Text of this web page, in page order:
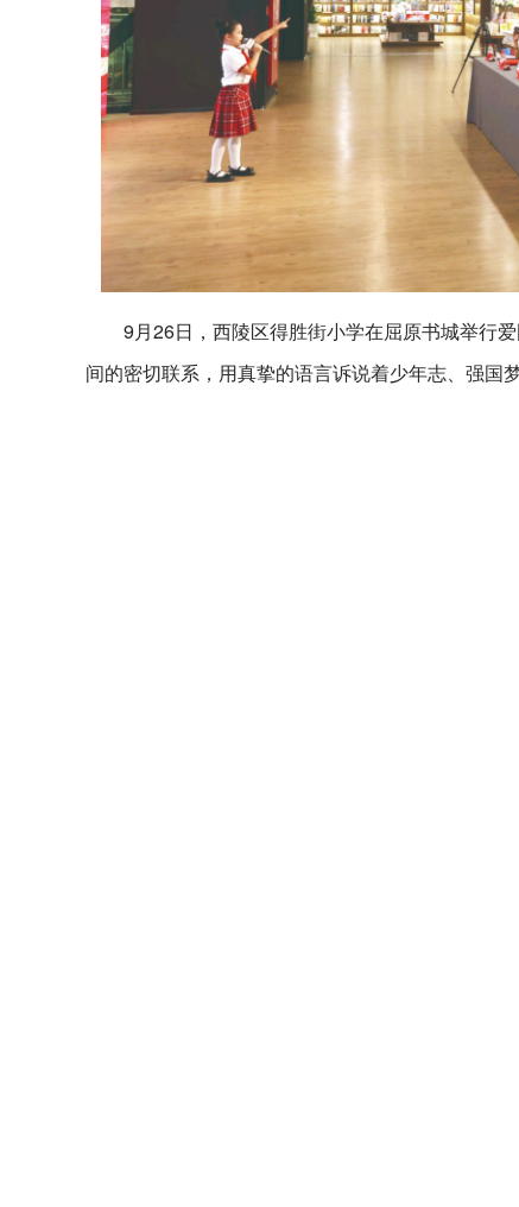
9月26日，西陵区得胜街小学在屈原书城举行
间的密切联系，用真挚的语言诉说着少年志、强国